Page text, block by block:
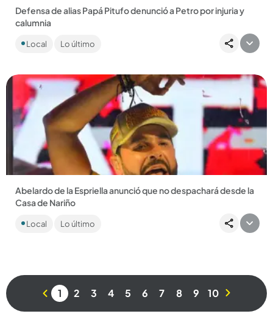
Defensa de alias Papá Pitufo denunció a Petro por injuria y
calumnia
proceso de extradición a Colombia, con circular roja de
Local Lo último
Compartir Noticia
Abelardo de la Espriella anunció que no despachará desde la
Casa de Nariño
El mandatario electo también buscará que su posesión sea
en Cali. Además afirmó que cerrará varias embajadas. ...
Local Lo último
1 2 3 4 5 6 7 8 9 10